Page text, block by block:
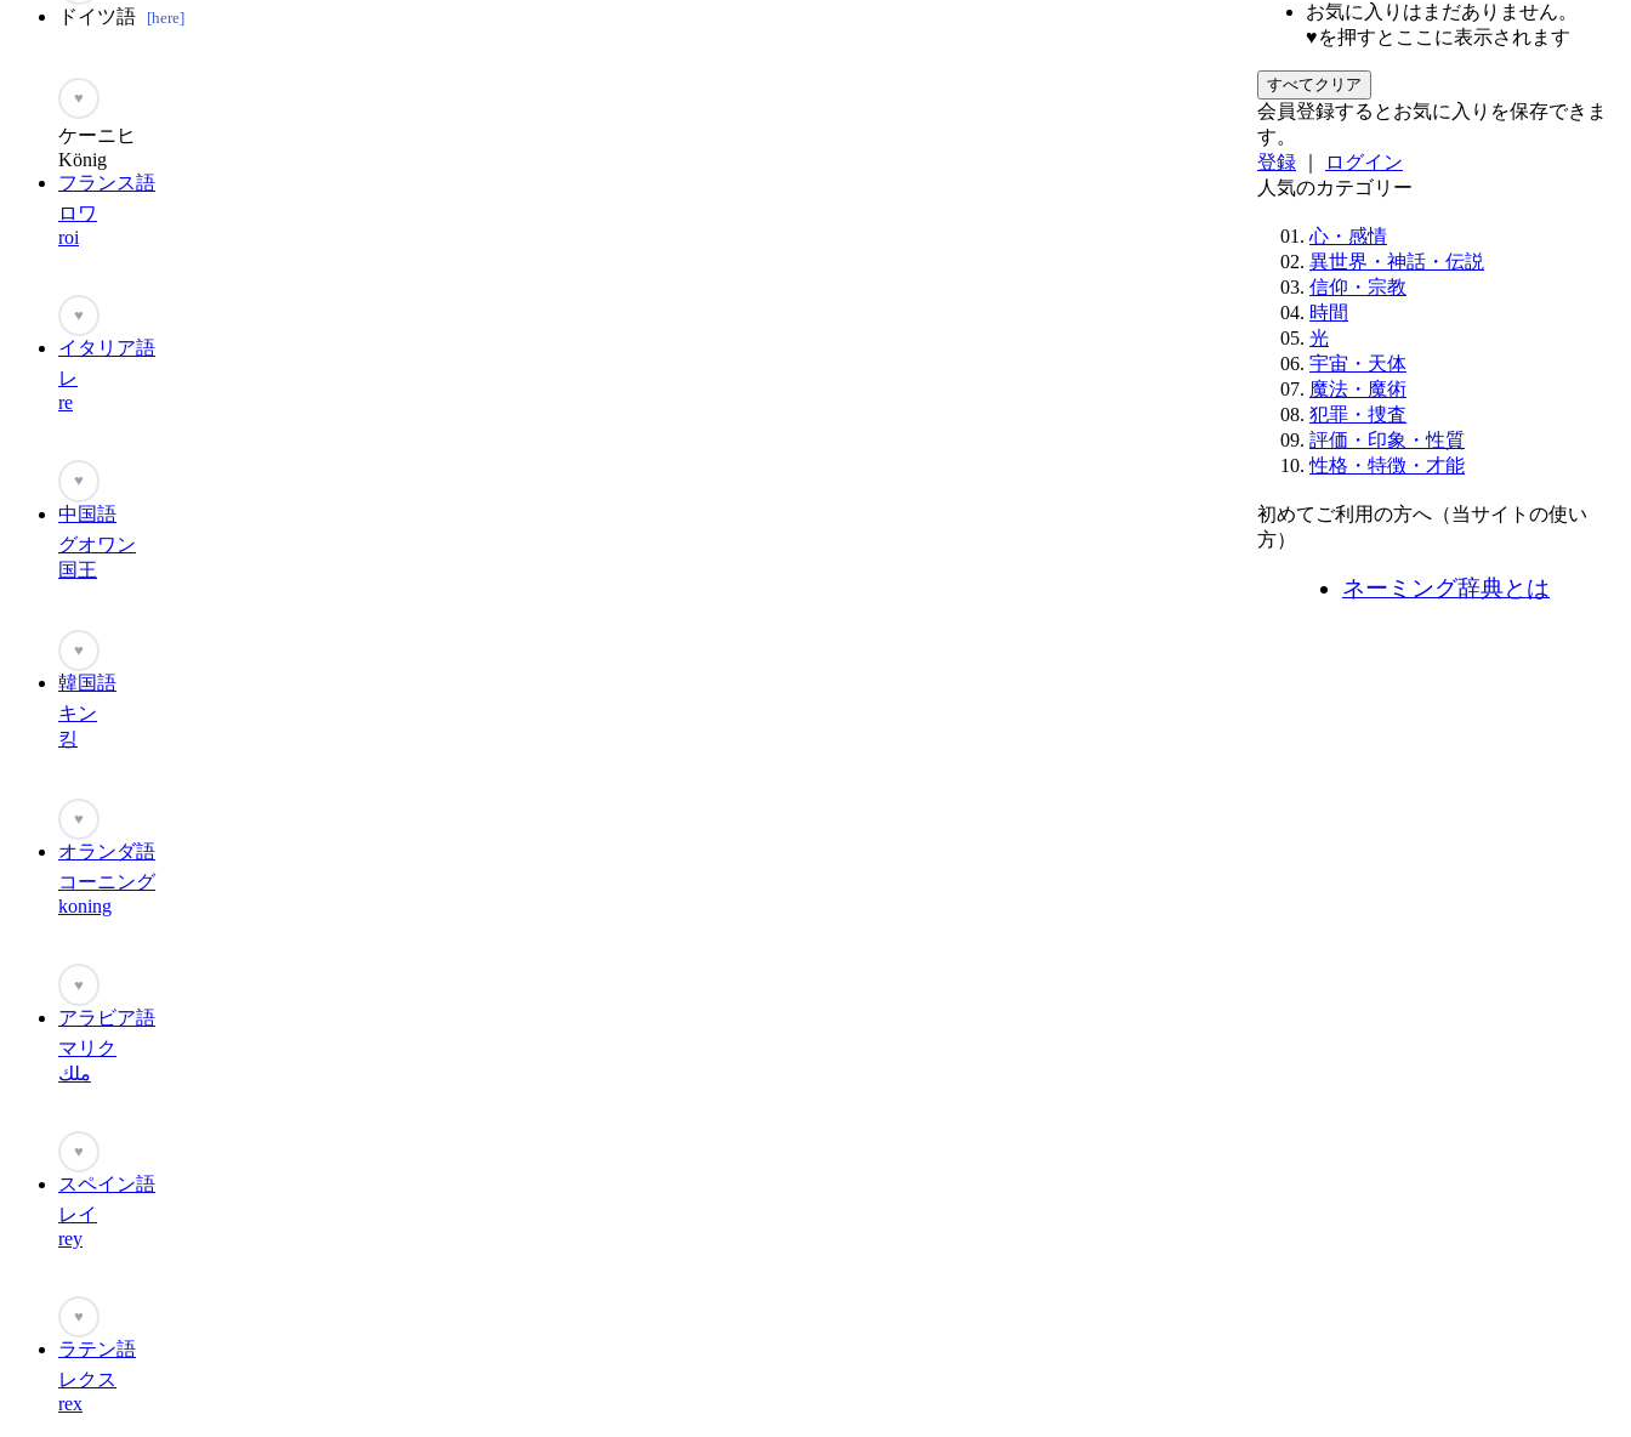
ドイツ語 [here]
♥
ケーニヒ
König
フランス語
ロワ
roi
♥
イタリア語
レ
re
♥
中国語
グオワン
国王
♥
韓国語
キン
킹
♥
オランダ語
コーニング
koning
♥
アラビア語
マリク
ملك
♥
スペイン語
レイ
rey
♥
ラテン語
レクス
rex
お気に入りはまだありません。
♥を押すとここに表示されます
すべてクリア
会員登録するとお気に入りを保存できま
す。
登録
ログイン
人気のカテゴリー
心・感情
異世界・神話・伝説
信仰・宗教
時間
光
宇宙・天体
魔法・魔術
犯罪・捜査
評価・印象・性質
性格・特徴・才能
初めてご利用の方へ（当サイトの使い
方）
ネーミング辞典とは